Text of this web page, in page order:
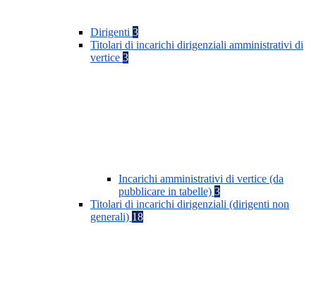
Dirigenti 3
Titolari di incarichi dirigenziali amministrativi di
vertice 3
Incarichi amministrativi di vertice (da
pubblicare in tabelle) 3
Titolari di incarichi dirigenziali (dirigenti non
generali) 18